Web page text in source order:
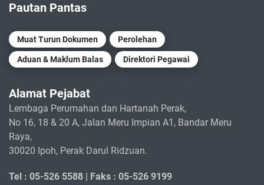
Pautan Pantas
Muat Turun Dokumen Perolehan
Aduan & Maklum Balas Direktori Pegawai
Alamat Pejabat
Lembaga Perumahan dan Hartanah Perak,
No 16, 18 & 20 A, Jalan Meru Impian A1, Bandar Meru
Raya,
30020 Ipoh, Perak Darul Ridzuan.
Tel : 05-526 5588 | Faks : 05-526 9199